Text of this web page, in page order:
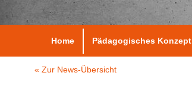
Home Pädagogisches Konzept
« Zur News-Übersicht